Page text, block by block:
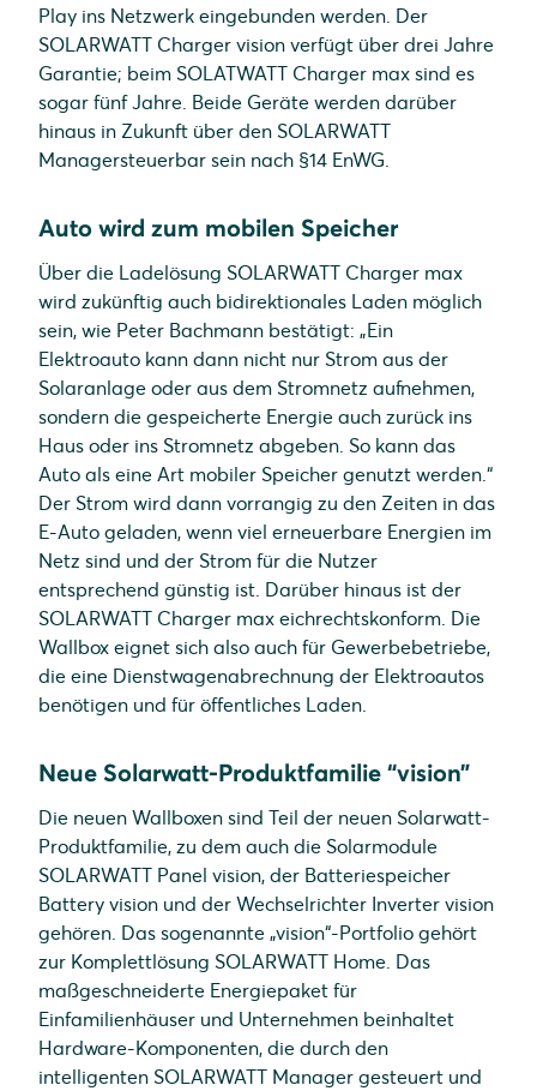
Play ins Netzwerk eingebunden werden. Der
SOLARWATT Charger vision verfügt über drei Jahre
Garantie; beim SOLATWATT Charger max sind es
sogar fünf Jahre. Beide Geräte werden darüber
hinaus in Zukunft über den SOLARWATT
Managersteuerbar sein nach §14 EnWG.
Auto wird zum mobilen Speicher
Über die Ladelösung SOLARWATT Charger max
wird zukünftig auch bidirektionales Laden möglich
sein, wie Peter Bachmann bestätigt: „Ein
Elektroauto kann dann nicht nur Strom aus der
Solaranlage oder aus dem Stromnetz aufnehmen,
sondern die gespeicherte Energie auch zurück ins
Haus oder ins Stromnetz abgeben. So kann das
Auto als eine Art mobiler Speicher genutzt werden.“
Der Strom wird dann vorrangig zu den Zeiten in das
E-Auto geladen, wenn viel erneuerbare Energien im
Netz sind und der Strom für die Nutzer
entsprechend günstig ist. Darüber hinaus ist der
SOLARWATT Charger max eichrechtskonform. Die
Wallbox eignet sich also auch für Gewerbebetriebe,
die eine Dienstwagenabrechnung der Elektroautos
benötigen und für öffentliches Laden.
Neue Solarwatt-Produktfamilie “vision”
Die neuen Wallboxen sind Teil der neuen Solarwatt-
Produktfamilie, zu dem auch die Solarmodule
SOLARWATT Panel vision, der Batteriespeicher
Battery vision und der Wechselrichter Inverter vision
gehören. Das sogenannte „vision“-Portfolio gehört
zur Komplettlösung SOLARWATT Home. Das
maßgeschneiderte Energiepaket für
Einfamilienhäuser und Unternehmen beinhaltet
Hardware-Komponenten, die durch den
intelligenten SOLARWATT Manager gesteuert und